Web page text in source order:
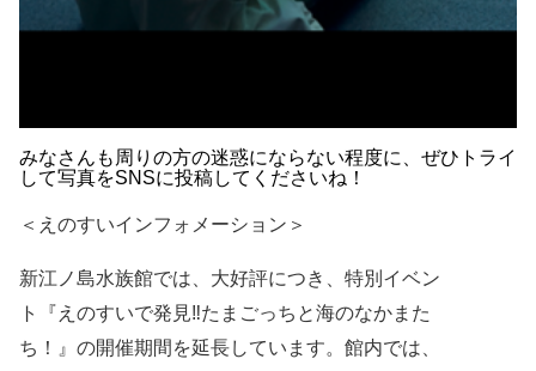
みなさんも周りの方の迷惑にならない程度に、ぜひトライ
して写真をSNSに投稿してくださいね！
＜えのすいインフォメーション＞
新江ノ島水族館では、大好評につき、特別イベン
ト
『えのすいで発見‼たまごっちと海のなかまた
ち！』の開催期間を延長しています。 館内では、